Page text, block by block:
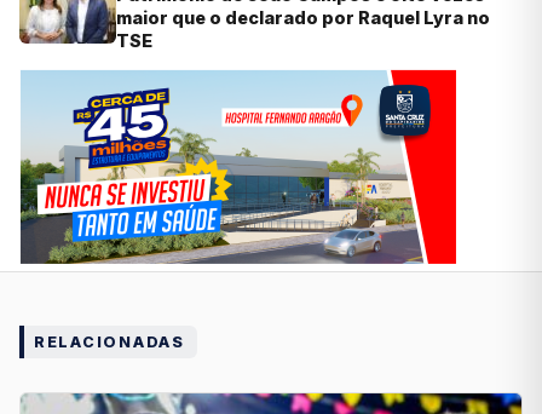
maior que o declarado por Raquel Lyra no
TSE
RELACIONADAS